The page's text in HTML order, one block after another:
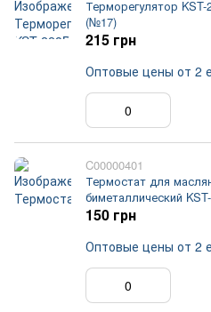
Терморегулятор
(№17)
215 грн
Оптовые цены от 2
C00000401
Термостат для
биметаллический
150 грн
Оптовые цены от 2